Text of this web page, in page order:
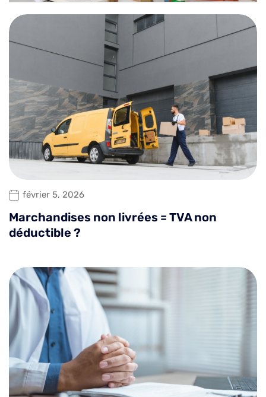
février 5, 2026
Marchandises non livrées = TVA non
déductible ?